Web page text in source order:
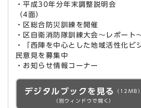
・平成30年分年末調整説明会
（4面）
・区総合防災訓練を開催
・区自衛消防隊訓練大会～レポート
・「西陣を中心とした地域活性化ビ
民意見を募集中
・お知らせ情報コーナー
デジタルブックを見る
（12MB）
（別ウィンドウで開く）